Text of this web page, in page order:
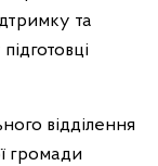
та
відділення
громади